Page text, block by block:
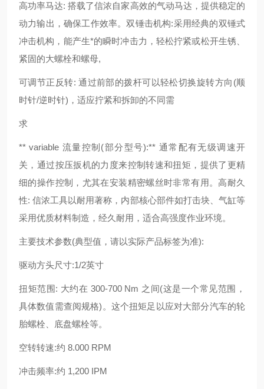
高功率马达: 搭载了信浓自家高效的气动马达，提供稳定的
动力输出，确保工作效率。双锤击机构:采用经典的双锤式
冲击机构，能产生*的瞬时冲击力，轻松拧紧或松开生锈、
紧固的大螺栓和螺母,
可调节正反转: 通过前部的拨杆可以轻松切换旋转方向(顺
时针/逆时针)，适应拧紧和拆卸的不同需
求
** variable 流量控制(部分型号):** 通常配有无级调速开
关，通过按压扳机的力度来控制转速和扭矩，提供了更精
细的操作控制，尤其在安装精密螺丝时非常有用。高耐久
性: 信浓工具以耐用著称，内部核心部件如打击块、气缸等
采用优质材料制造，经久耐用，适合高强度作业环境。
主要技术参数(典型值，请以实际产品标签为准):
驱动方头尺寸:1/2英寸
扭矩范围: 大约在 300-700 Nm 之间(这是一个常见范围，
具体数值需查阅规格)。这个扭矩足以应对大部分汽车的轮
胎螺栓、底盘螺栓等。
空转转速:约 8.000 RPM
冲击频率:约 1,200 IPM